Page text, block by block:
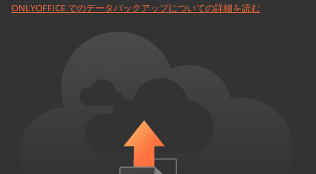
ONLYOFFICE でのデータバックアップについての詳細を読む